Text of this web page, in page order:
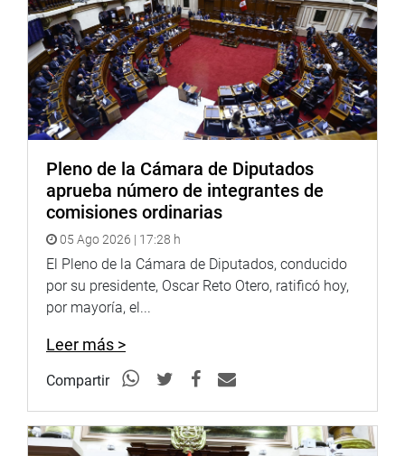
Comisión de Derechos Humanos, Desarrollo Social y
Participación Ciudadana del Parlamento Andino.
En el certamen fueron distinguidas con diplomas de
honor a mujeres emprendedoras de distintos rubros como
a la educadora de niños especiales, Gregoria Girón
Calonge, y a la psicóloga, Lilian Requejo Quispe, quienes
menores de tres años de edad con discapacidad en el
Programa de Intervención Temprana (PRITE) de Villa
María del Triunfo.
De igual forma, se distinguió a Rosa Luz Ganoza
Gonzales y Zulema Tomás Gonzales, destacadas
médicos profesionales de la salud, a la capitana y jefa de
Aparicio Caceda, a la coronel EP Lourdes Barriga Abarca
(primera mujer en el Ejército Peruano), a la educadora y
rondera cajamarquina, María Córdoba Abad, entre otras
personalidades.
OFICINA DE COMUNICACIONES
Pleno de la Cámara de Diputados
aprueba número de integrantes de
comisiones ordinarias
05 Ago 2026 | 17:28 h
El Pleno de la Cámara de Diputados, conducido
por su presidente, Oscar Reto Otero, ratificó hoy,
por mayoría, el...
Leer más >
Compartir